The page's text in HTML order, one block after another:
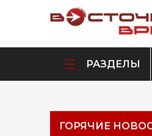
РАЗДЕЛЫ
ГОРЯЧИЕ